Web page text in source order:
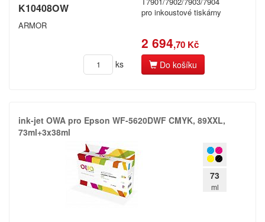
K10408OW
ARMOR
pro inkoustové tiskárny
2 694,70 Kč
ks Do košíku
ink-​jet OWA pro Epson WF-​5620DWF CMYK,​ 89XXL,​
73ml+​3x38ml
73
ml